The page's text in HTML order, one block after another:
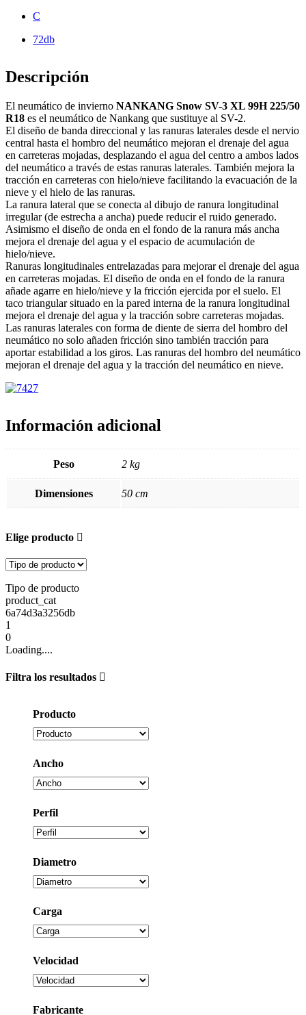
C
72db
Descripción
El neumático de invierno NANKANG Snow SV-3 XL 99H 225/50
R18 es el neumático de Nankang que sustituye al SV-2.
El diseño de banda direccional y las ranuras laterales desde el nervio
central hasta el hombro del neumático mejoran el drenaje del agua
en carreteras mojadas, desplazando el agua del centro a ambos lados
del neumático a través de estas ranuras laterales. También mejora la
tracción en carreteras con hielo/nieve facilitando la evacuación de la
nieve y el hielo de las ranuras.
La ranura lateral que se conecta al dibujo de ranura longitudinal
irregular (de estrecha a ancha) puede reducir el ruido generado.
Asimismo el diseño de onda en el fondo de la ranura más ancha
mejora el drenaje del agua y el espacio de acumulación de
hielo/nieve.
Ranuras longitudinales entrelazadas para mejorar el drenaje del agua
en carreteras mojadas. El diseño de onda en el fondo de la ranura
añade agarre en hielo/nieve y la fricción ejercida por el suelo. El
taco triangular situado en la pared interna de la ranura longitudinal
mejora el drenaje del agua y la tracción sobre carreteras mojadas.
Las ranuras laterales con forma de diente de sierra del hombro del
neumático no solo añaden fricción sino también tracción para
aportar estabilidad a los giros. Las ranuras del hombro del neumático
mejoran el drenaje del agua y la tracción del neumático en nieve.
Información adicional
Peso 2 kg
Dimensiones 50 cm
Elige producto
Tipo de producto
product_cat
6a74d3a3256db
1
0
Loading....
Filtra los resultados
Producto
Ancho
Perfil
Diametro
Carga
Velocidad
Fabricante